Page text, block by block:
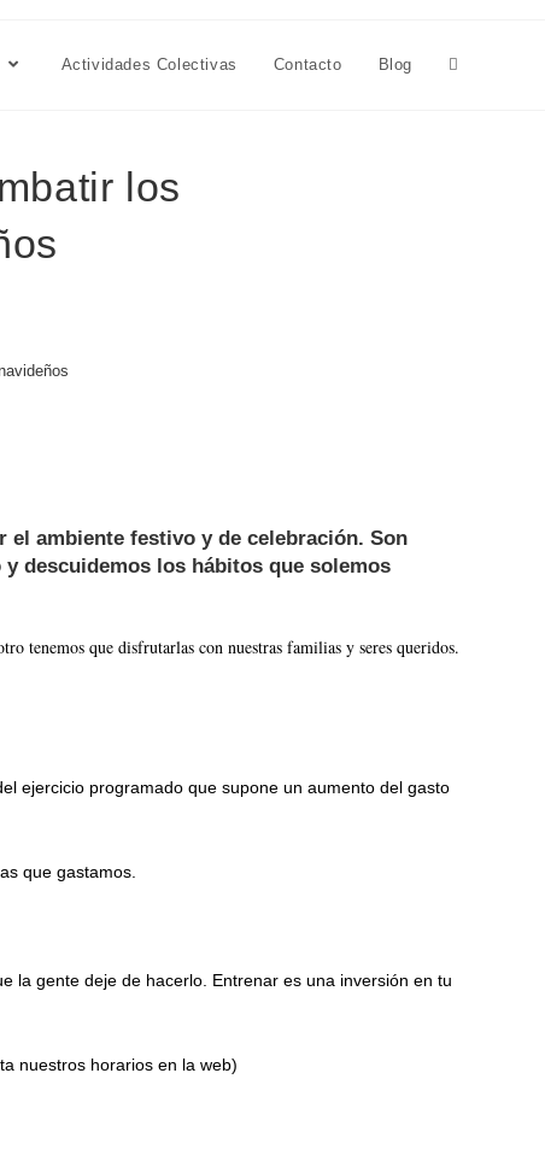
Actividades Colectivas Contacto Blog
los
el ambiente festivo y de celebración. Son
descuidemos los hábitos que solemos
tenemos que disfrutarlas con nuestras familias y seres queridos.
ejercicio programado que supone un aumento del gasto
que gastamos.
la gente deje de hacerlo. Entrenar es una inversión en tu
nuestros horarios en la web)